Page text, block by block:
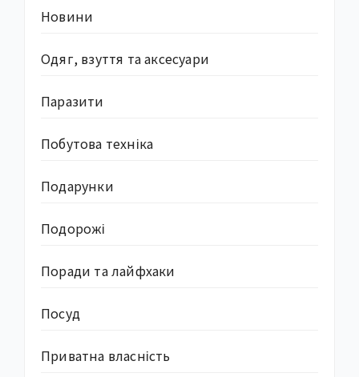
Новини
Одяг, взуття та аксесуари
Паразити
Побутова техніка
Подарунки
Подорожі
Поради та лайфхаки
Посуд
Приватна власність